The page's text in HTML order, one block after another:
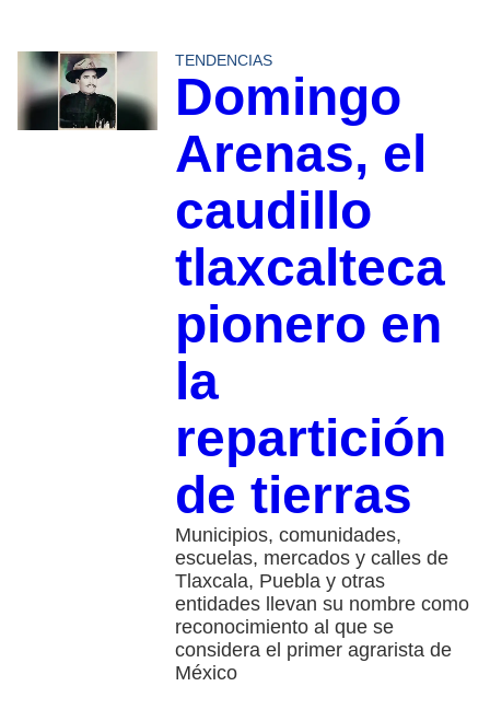
TENDENCIAS
Domingo
Arenas, el
caudillo
tlaxcalteca
pionero en
la
repartición
de tierras
Municipios, comunidades,
escuelas, mercados y calles de
Tlaxcala, Puebla y otras
entidades llevan su nombre como
reconocimiento al que se
considera el primer agrarista de
México